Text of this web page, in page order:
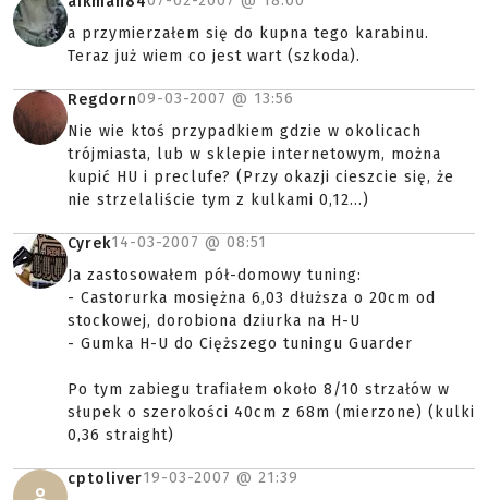
a przymierzałem się do kupna tego karabinu.
Teraz już wiem co jest wart (szkoda).
Regdorn09-03-2007 @ 13:56
Nie wie ktoś przypadkiem gdzie w okolicach
trójmiasta, lub w sklepie internetowym, można
kupić HU i preclufe? (Przy okazji cieszcie się, że
nie strzelaliście tym z kulkami 0,12...)
Cyrek14-03-2007 @ 08:51
Ja zastosowałem pół-domowy tuning:
- Castorurka mosiężna 6,03 dłuższa o 20cm od
stockowej, dorobiona dziurka na H-U
- Gumka H-U do Cięższego tuningu Guarder
Po tym zabiegu trafiałem około 8/10 strzałów w
słupek o szerokości 40cm z 68m (mierzone) (kulki
0,36 straight)
cptoliver19-03-2007 @ 21:39